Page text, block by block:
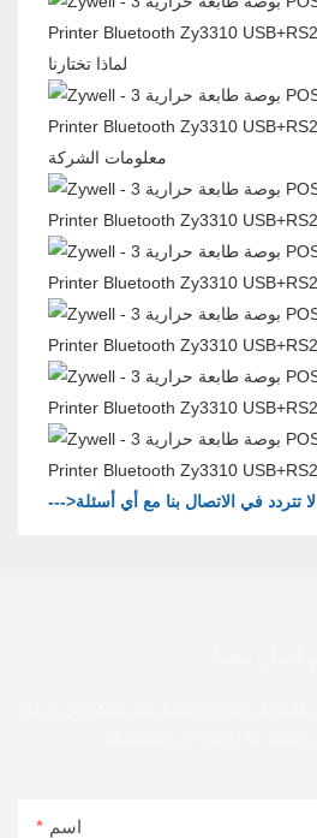
لماذا تختارنا
معلومات الشركة
--->لا تتردد في الاتصال بنا مع أي أسئلة
اسم